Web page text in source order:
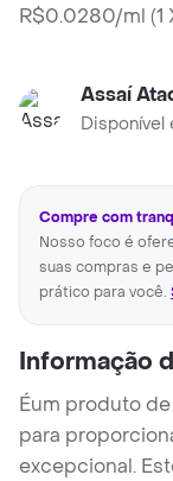
R$0.0280/ml (1
Assaí
Disponível
Compre com
Nosso foco é
suas compras e
prático para você.
Informação
Éum produto
para
excepcional.